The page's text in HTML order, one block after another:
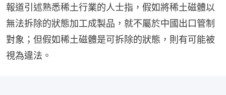
報道引述熟悉稀土行業的人士指，假如將稀土磁體以
無法拆除的狀態加工成製品，就不屬於中國出口管制
對象；但假如稀土磁體是可拆除的狀態，則有可能被
視為違法。